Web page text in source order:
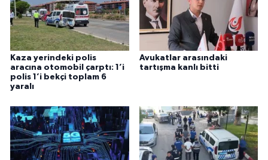
Kaza yerindeki polis
aracına otomobil çarptı: 1’i
polis 1’i bekçi toplam 6
yaralı
Avukatlar arasındaki
tartışma kanlı bitti